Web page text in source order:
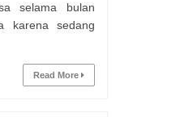
selama bulan
karena sedang
Read More